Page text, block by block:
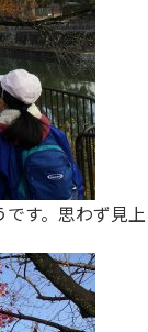
す。思わず見上